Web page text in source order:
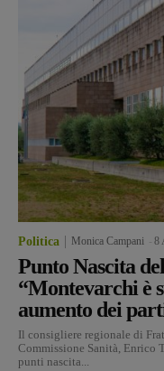
Politica Monica Campani 8
Punto Nascita
“Montevarchi è
aumento dei
Il consigliere regionale di
Commissione Sanità, Enrico
punti nascita...